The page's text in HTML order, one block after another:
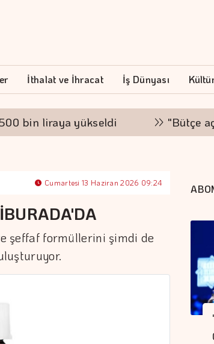
İthalat ve İhracat İş Dünyası
liraya yükseldi "Bütçe
Cumartesi 13 Haziran 2026 09:24
şeffaf formüllerini şimdi de